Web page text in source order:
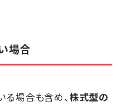
場合
場合も含め、株式型の